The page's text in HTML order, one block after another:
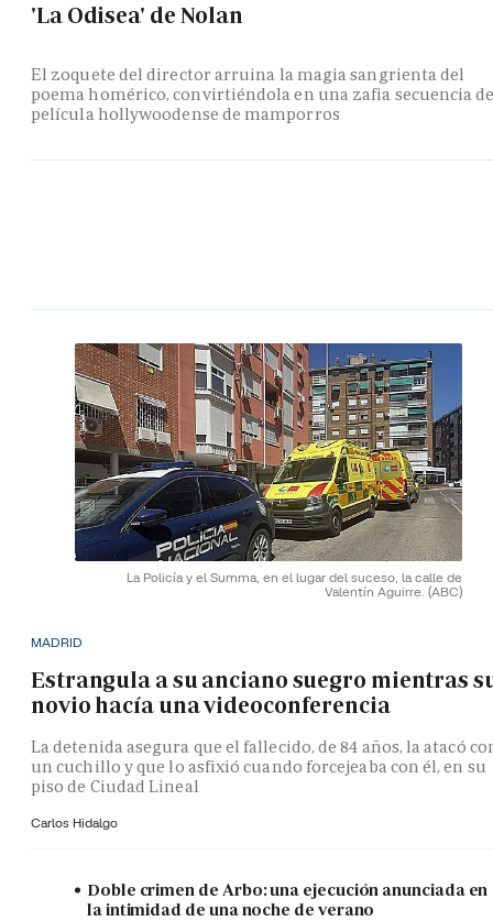
'La Odisea' de Nolan
El zoquete del director arruina la magia sangrienta del
poema homérico, convirtiéndola en una zafia secuencia
película hollywoodense de mamporros
La Policía y el Summa, en el lugar del suceso, la calle de
Valentín Aguirre. (ABC)
MADRID
Estrangula a su anciano suegro mientras
novio hacía una videoconferencia
La detenida asegura que el fallecido, de 84 años, la atacó
un cuchillo y que lo asfixió cuando forcejeaba con él, en su
piso de Ciudad Lineal
Carlos Hidalgo
Doble crimen de Arbo: una ejecución anunciada en
la intimidad de una noche de verano